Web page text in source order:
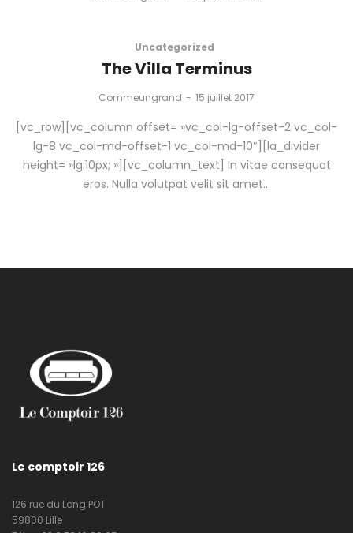
Uncategorized
The Villa Terminus
by
Commeungrand 15 juillet 2017
[vc_row][vc_column offset= »vc_col-lg-offset-2 vc_col-
lg-8 vc_col-md-offset-1 vc_col-md-10″][la_divider
height= »lg:10px; »][vc_column_text] In vitae consequat
eros. Nulla volutpat velit sit amet…
Le comptoir 126
126 rue du Long POT
59800 Lille